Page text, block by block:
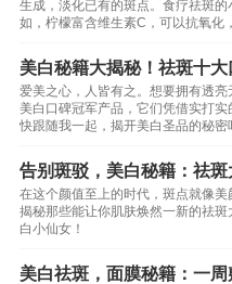
生成，淡化已有的斑点。食疗祛斑
如，柠檬富含维生素C，可以抗氧化
美白秘籍大揭秘！祛斑十
爱美之心，人皆有之。想要拥有透
美白口碑冠军产品，它们凭借实打实
快跟随我一起，揭开美白圣品的秘密
告别斑驳，美白秘籍：祛
在这个颜值至上的时代，斑点就像美
揭秘那些能让你肌肤焕然一新的祛
白小仙女！
美白祛斑，面膜秘籍：一